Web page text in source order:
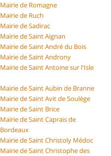
Mairie de Romagne
Mairie de Ruch
Mairie de Sadirac
Mairie de Saint Aignan
Mairie de Saint André du Bois
Mairie de Saint Androny
Mairie de Saint Antoine sur l'Isle
Mairie de Saint Aubin de Branne
Mairie de Saint Avit de Soulège
Mairie de Saint Brice
Mairie de Saint Caprais de
Bordeaux
Mairie de Saint Christoly Médoc
Mairie de Saint Christophe des